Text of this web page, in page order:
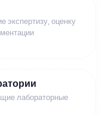
экспертизу, оценку
лабораторные